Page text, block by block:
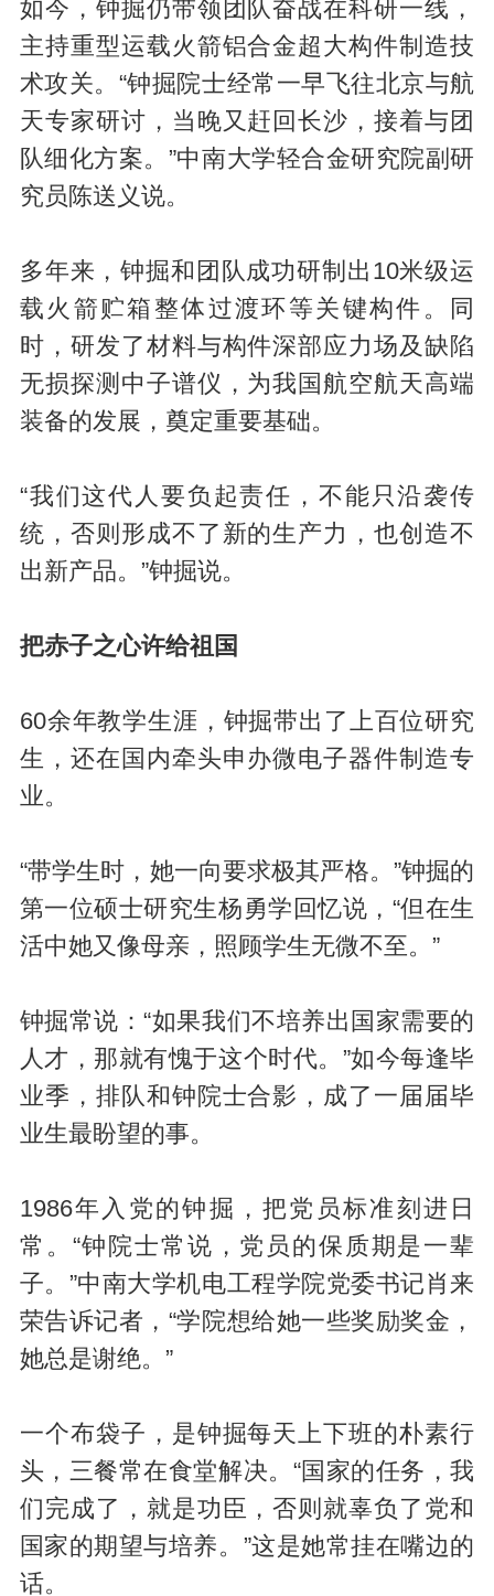
如今，钟掘仍带领团队奋战在科研一线，
主持重型运载火箭铝合金超大构件制造技
术攻关。“钟掘院士经常一早飞往北京与航
天专家研讨，当晚又赶回长沙，接着与团
队细化方案。”中南大学轻合金研究院副研
究员陈送义说。
多年来，钟掘和团队成功研制出10米级运
载火箭贮箱整体过渡环等关键构件。同
时，研发了材料与构件深部应力场及缺陷
无损探测中子谱仪，为我国航空航天高端
装备的发展，奠定重要基础。
“我们这代人要负起责任，不能只沿袭传
统，否则形成不了新的生产力，也创造不
出新产品。”钟掘说。
把赤子之心许给祖国
60余年教学生涯，钟掘带出了上百位研究
生，还在国内牵头申办微电子器件制造专
业。
“带学生时，她一向要求极其严格。”钟掘的
第一位硕士研究生杨勇学回忆说，“但在生
活中她又像母亲，照顾学生无微不至。”
钟掘常说：“如果我们不培养出国家需要的
人才，那就有愧于这个时代。”如今每逢毕
业季，排队和钟院士合影，成了一届届毕
业生最盼望的事。
1986年入党的钟掘，把党员标准刻进日
常。“钟院士常说，党员的保质期是一辈
子。”中南大学机电工程学院党委书记肖来
荣告诉记者，“学院想给她一些奖励奖金，
她总是谢绝。”
一个布袋子，是钟掘每天上下班的朴素行
头，三餐常在食堂解决。“国家的任务，我
们完成了，就是功臣，否则就辜负了党和
国家的期望与培养。”这是她常挂在嘴边的
话。